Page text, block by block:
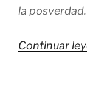
la posverdad.
Continuar